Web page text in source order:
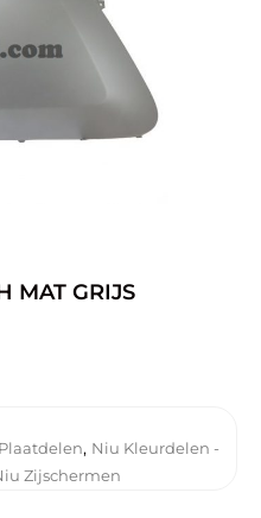
MAT GRIJS
, Niu Kleurdelen -
Zijschermen